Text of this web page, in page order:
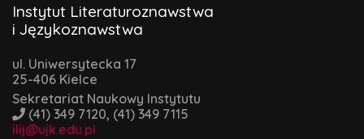
Instytut Literaturoznawstwa
i Językoznawstwa
ul. Uniwersytecka 17
25-406 Kielce
Sekretariat Naukowy Instytutu
(41) 349 7120, (41) 349 7115
ilij@ujk.edu.pl